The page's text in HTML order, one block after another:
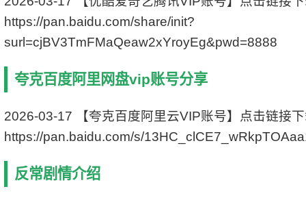
影片别名：
https://pan.baidu.com/share/init?
surl=cjBV3TmFMaQeaw2xYroyEg&pwd=8888
夸克百度阿里网盘vip账号分享
2026-03-17 【夸克百度阿里云VIP账号】点击链接
https://pan.baidu.com/s/
反常剧情介绍